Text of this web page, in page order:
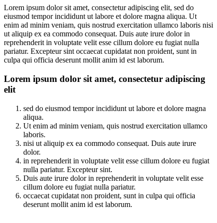
Lorem ipsum dolor sit amet, consectetur adipiscing elit, sed do
eiusmod tempor incididunt ut labore et dolore magna aliqua. Ut
enim ad minim veniam, quis nostrud exercitation ullamco laboris nisi
ut aliquip ex ea commodo consequat. Duis aute irure dolor in
reprehenderit in voluptate velit esse cillum dolore eu fugiat nulla
pariatur. Excepteur sint occaecat cupidatat non proident, sunt in
culpa qui officia deserunt mollit anim id est laborum.
Lorem ipsum dolor sit amet, consectetur adipiscing
elit
sed do eiusmod tempor incididunt ut labore et dolore magna
aliqua.
Ut enim ad minim veniam, quis nostrud exercitation ullamco
laboris.
nisi ut aliquip ex ea commodo consequat. Duis aute irure
dolor.
in reprehenderit in voluptate velit esse cillum dolore eu fugiat
nulla pariatur. Excepteur sint.
Duis aute irure dolor in reprehenderit in voluptate velit esse
cillum dolore eu fugiat nulla pariatur.
occaecat cupidatat non proident, sunt in culpa qui officia
deserunt mollit anim id est laborum.